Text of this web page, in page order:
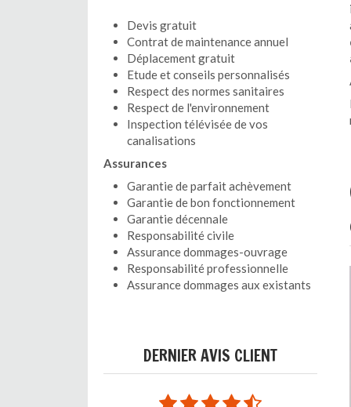
Devis gratuit
Contrat de maintenance annuel
Déplacement gratuit
Etude et conseils personnalisés
Respect des normes sanitaires
Respect de l'environnement
Inspection télévisée de vos
canalisations
Assurances
Garantie de parfait achèvement
Garantie de bon fonctionnement
Garantie décennale
Responsabilité civile
Assurance dommages-ouvrage
Responsabilité professionnelle
Assurance dommages aux existants
DERNIER AVIS CLIENT